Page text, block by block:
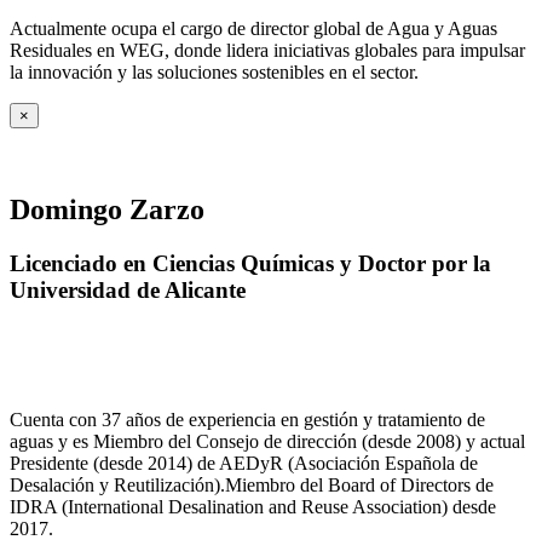
Actualmente ocupa el cargo de director global de Agua y Aguas
Residuales en WEG, donde lidera iniciativas globales para impulsar
la innovación y las soluciones sostenibles en el sector.
×
Domingo Zarzo
Licenciado en Ciencias Químicas y Doctor por la
Universidad de Alicante
Cuenta con 37 años de experiencia en gestión y tratamiento de
aguas y es Miembro del Consejo de dirección (desde 2008) y actual
Presidente (desde 2014) de AEDyR (Asociación Española de
Desalación y Reutilización).Miembro del Board of Directors de
IDRA (International Desalination and Reuse Association) desde
2017.